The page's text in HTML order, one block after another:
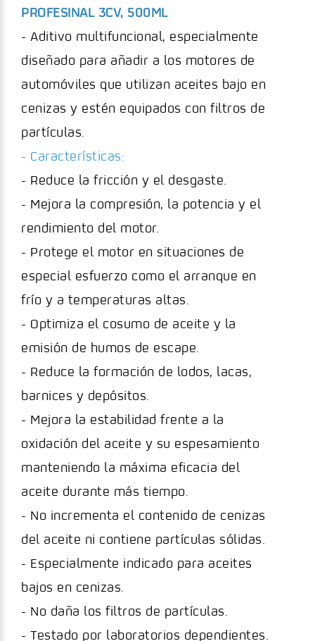
PROFESINAL 3CV, 500ML
- Aditivo multifuncional, especialmente
diseñado para añadir a los motores de
automóviles que utilizan aceites bajo en
cenizas y estén equipados con filtros de
partículas.
- Características:
- Reduce la fricción y el desgaste.
- Mejora la compresión, la potencia y el
rendimiento del motor.
- Protege el motor en situaciones de
especial esfuerzo como el arranque en
frío y a temperaturas altas.
- Optimiza el cosumo de aceite y la
emisión de humos de escape.
- Reduce la formación de lodos, lacas,
barnices y depósitos.
- Mejora la estabilidad frente a la
oxidación del aceite y su espesamiento
manteniendo la máxima eficacia del
aceite durante más tiempo.
- No incrementa el contenido de cenizas
del aceite ni contiene partículas sólidas.
- Especialmente indicado para aceites
bajos en cenizas.
- No daña los filtros de partículas.
- Testado por laboratorios dependientes.